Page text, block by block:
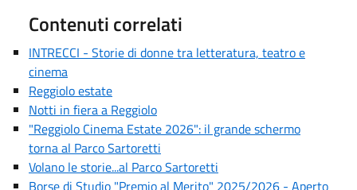
Contenuti correlati
INTRECCI - Storie di donne tra letteratura, teatro e
cinema
Reggiolo estate
Notti in fiera a Reggiolo
"Reggiolo Cinema Estate 2026": il grande schermo
torna al Parco Sartoretti
Volano le storie...al Parco Sartoretti
Borse di Studio "Premio al Merito" 2025/2026 - Aperto